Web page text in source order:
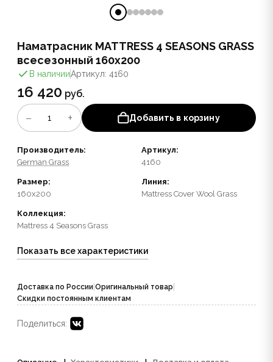
Наматрасник MATTRESS 4 SEASONS GRASS
всесезонный 160x200
В наличииАртикул: 4160
16 420 руб.
− 1 + Добавить в корзину
Производитель:
German Grass
Артикул:
4160
Размер:
160x200
Линия:
Mattress Cover Wool Grass
Коллекция:
Mattress 4 Seasons Grass
Показать все характеристики
Доставка по России Оригинальный товар
Скидки постоянным клиентам
Поделиться: